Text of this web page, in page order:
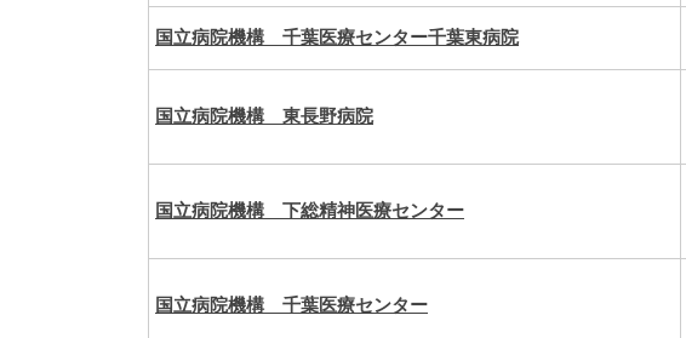
国立病院機構 千葉医療センター千葉東病院
国立病院機構 東長野病院
国立病院機構 下総精神医療センター
国立病院機構 千葉医療センター